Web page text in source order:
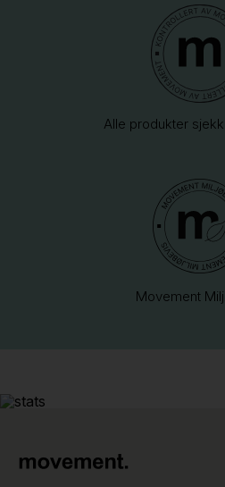
Alle produkter
Movement